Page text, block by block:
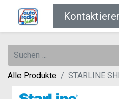
Alle Produkte STARLINE